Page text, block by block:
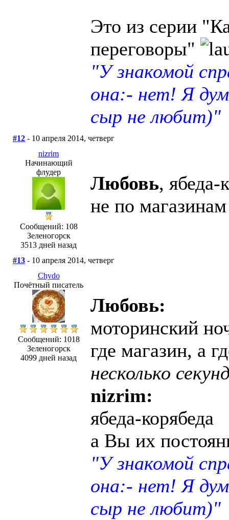
Это из серии
переговоры"
"У знакомой
она:- нет! Я
сыр не любит)"
#12 - 10 апреля 2014, четверг
nizrim
Начинающий
флудер
Сообщений: 108
Зеленогорск
3513 дней назад
Любовь, ябеда-
не по
#13 - 10 апреля 2014, четверг
Chydo
Почётный писатель
Сообщений: 1018
Зеленогорск
4099 дней назад
Любовь:
моторинский
где магазин, а
несколько
nizrim:
ябеда-корябеда
а Вы их
"У знакомой
она:- нет! Я
сыр не любит)"